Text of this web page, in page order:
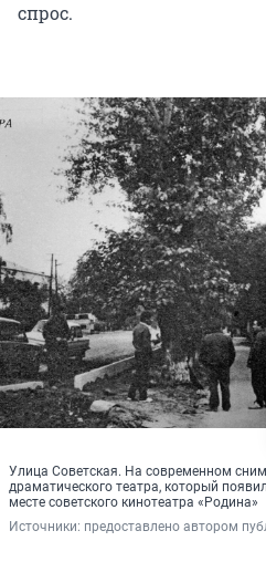
спрос.
Улица Советская. На современном
драматического театра, который
месте советского кинотеатра «Родина»
Источники: предоставлено автором